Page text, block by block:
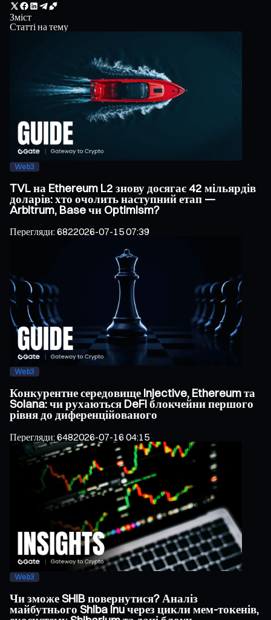
Зміст
Статті на тему
Web3
TVL на Ethereum L2 знову досягає 42 мільярдів
доларів: хто очолить наступний етап —
Arbitrum, Base чи Optimism?
Перегляди:6822026-07-15 07:39
Web3
Конкурентне середовище Injective, Ethereum та
Solana: чи рухаються DeFi блокчейни першого
рівня до диференційованого
Перегляди:6482026-07-16 04:15
Web3
Чи зможе SHIB повернутися? Аналіз
майбутнього Shiba Inu через цикли мем-токенів,